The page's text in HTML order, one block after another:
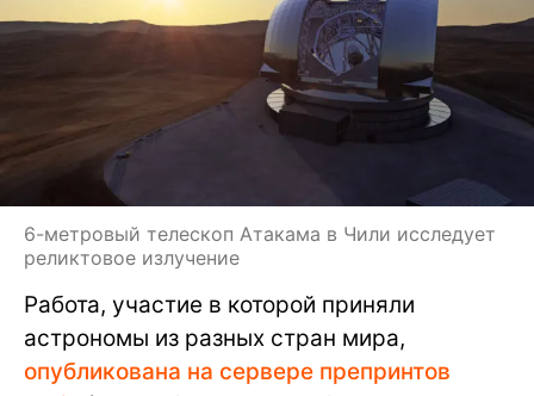
6-метровый телескоп Атакама в Чили исследует
реликтовое излучение
Работа, участие в которой приняли
астрономы из разных стран мира,
опубликована на сервере препринтов